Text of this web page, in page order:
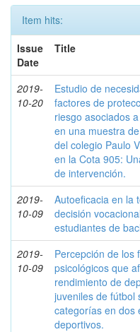
Item hits:
Issue
Date
Title
2019-
10-20
Estudio de
factores de
riesgo asociados
en una muestra
del colegio Paulo
en la Cota 905:
de intervención.
2019-
10-09
Autoeficacia en la
decisión
estudiantes de
2019-
10-09
Percepción de los
psicológicos que
rendimiento de
juveniles de fútbol
categorías en dos
deportivos.